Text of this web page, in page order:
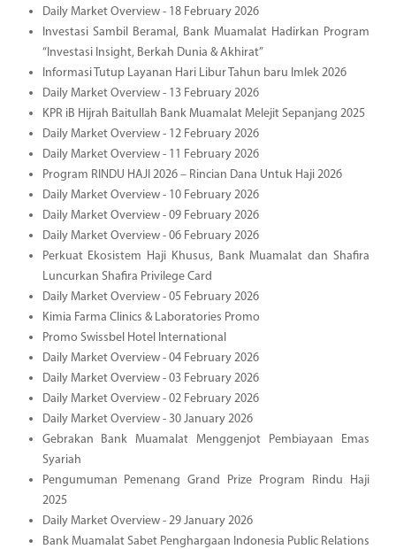
Daily Market Overview - 18 February 2026
Investasi Sambil Beramal, Bank Muamalat Hadirkan Program
“Investasi Insight, Berkah Dunia & Akhirat”
Informasi Tutup Layanan Hari Libur Tahun baru Imlek 2026
Daily Market Overview - 13 February 2026
KPR iB Hijrah Baitullah Bank Muamalat Melejit Sepanjang 2025
Daily Market Overview - 12 February 2026
Daily Market Overview - 11 February 2026
Program RINDU HAJI 2026 – Rincian Dana Untuk Haji 2026
Daily Market Overview - 10 February 2026
Daily Market Overview - 09 February 2026
Daily Market Overview - 06 February 2026
Perkuat Ekosistem Haji Khusus, Bank Muamalat dan Shafira
Luncurkan Shafira Privilege Card
Daily Market Overview - 05 February 2026
Kimia Farma Clinics & Laboratories Promo
Promo Swissbel Hotel International
Daily Market Overview - 04 February 2026
Daily Market Overview - 03 February 2026
Daily Market Overview - 02 February 2026
Daily Market Overview - 30 January 2026
Gebrakan Bank Muamalat Menggenjot Pembiayaan Emas
Syariah
Pengumuman Pemenang Grand Prize Program Rindu Haji
2025
Daily Market Overview - 29 January 2026
Bank Muamalat Sabet Penghargaan Indonesia Public Relations